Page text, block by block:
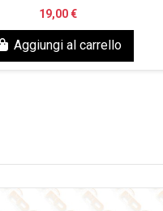
19,00 €
Aggiungi al carrello